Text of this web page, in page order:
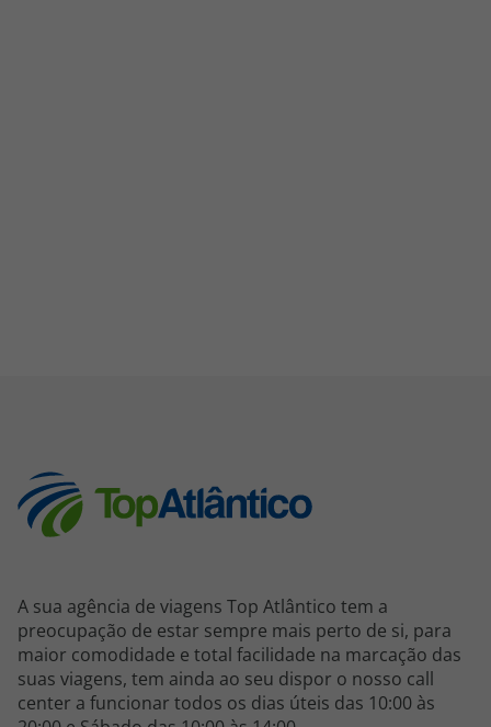
A sua agência de viagens Top Atlântico tem a
preocupação de estar sempre mais perto de si, para
maior comodidade e total facilidade na marcação das
suas viagens, tem ainda ao seu dispor o nosso call
center a funcionar todos os dias úteis das 10:00 às